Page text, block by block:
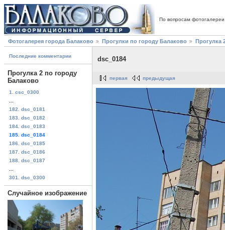
По вопросам
Фотогалерея города Балаково Прогулки по городу Балаково Прогулка
Последние комментарии
Прогулка 2 по городу
Балаково
1. csc_0300
182. dsc_0181
183. dsc_0182
184. dsc_0183
185. dsc_0184
186. dsc_0185
187. dsc_0186
188. dsc_0187
301. dsc_0300
Случайное изображение
dsc_0184
первая предыдущая